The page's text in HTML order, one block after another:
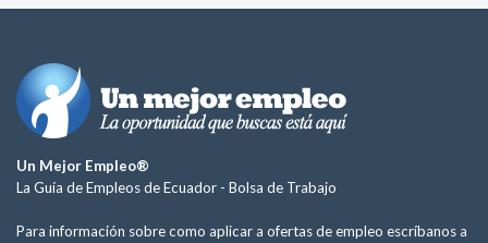
Un Mejor Empleo®
La Guía de Empleos de Ecuador - Bolsa de Trabajo
Para información sobre como aplicar a ofertas de empleo escríbanos a